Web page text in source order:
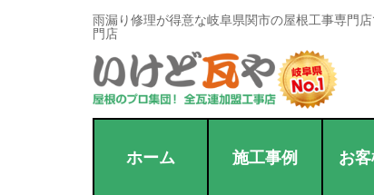
雨漏り修理が得意な岐阜県関市の屋根工事専門
門店
ホーム 施工事例 お